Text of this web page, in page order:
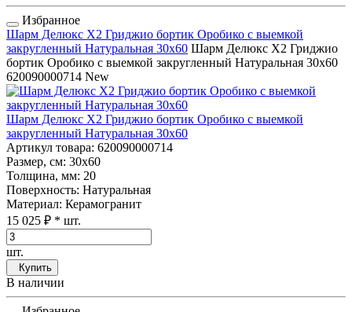
Избранное
Шарм Делюкс Х2 Гриджио бортик Оробико с выемкой
закругленный Натуральная 30x60 Шарм Делюкс Х2 Гриджио
бортик Оробико с выемкой закругленный Натуральная 30x60
620090000714 New
Шарм Делюкс Х2 Гриджио бортик Оробико с выемкой
закругленный Натуральная 30x60
Артикул товара: 620090000714
Размер, см: 30x60
Толщина, мм: 20
Поверхность: Натуральная
Материал: Керамогранит
15 025 ₽ * шт.
шт.
Купить
В наличии